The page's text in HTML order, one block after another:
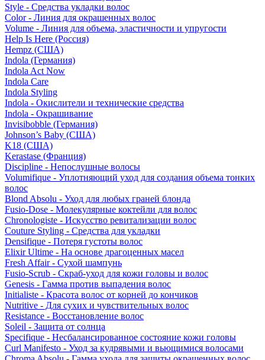
Style - Средства укладки волос
Color - Линия для окрашенных волос
Volume - Линия для объема, эластичности и упругости
Help Is Here (Россия)
Hempz (США)
Indola (Германия)
Indola Act Now
Indola Care
Indola Styling
Indola - Окислители и технические средства
Indola - Окрашивание
Invisibobble (Германия)
Johnson’s Baby (США)
K18 (США)
Kerastase (Франция)
Discipline - Непослушные волосы
Volumifique - Уплотняющий уход для создания объема тонких
волос
Blond Absolu - Уход для любых граней блонда
Fusio-Dose - Молекулярные коктейли для волос
Chronologiste - Искусство ревитализации волос
Couture Styling - Средства для укладки
Densifique - Потеря густоты волос
Elixir Ultime - На основе драгоценных масел
Fresh Affair - Сухой шампунь
Fusio-Scrub - Скраб-уход для кожи головы и волос
Genesis - Гамма против выпадения волос
Initialiste - Красота волос от корней до кончиков
Nutritive - Для сухих и чувствительных волос
Resistance - Восстановление волос
Soleil - Защита от солнца
Specifique - Несбалансированное состояние кожи головы
Curl Manifesto - Уход за кудрявыми и вьющимися волосами